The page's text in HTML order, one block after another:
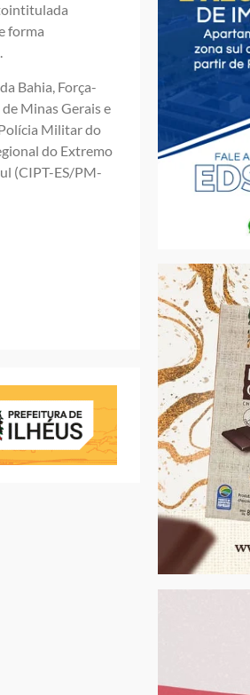
forma
Bahia, Força-
Minas Gerais e
Militar do
do Extremo
(CIPT-ES/PM-